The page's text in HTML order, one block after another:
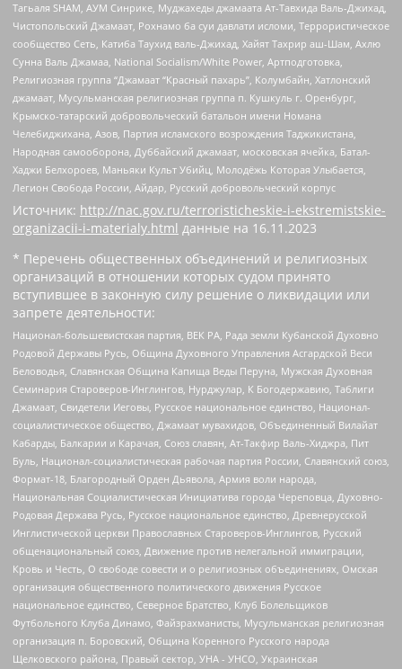
Тагьаля SHAM, АУМ Синрике, Муджахеды джамаата Ат-Тавхида Валь-Джихад,
Чистопольский Джамаат, Рохнамо ба суи давлати исломи, Террористическое
сообщество Сеть, Катиба Таухид валь-Джихад, Хайят Тахрир аш-Шам, Ахлю
Сунна Валь Джамаа, National Socialism/White Power, Артподготовка,
Религиозная группа “Джамаат “Красный пахарь”, Колумбайн, Хатлонский
джамаат, Мусульманская религиозная группа п. Кушкуль г. Оренбург,
Крымско-татарский добровольческий батальон имени Номана
Челебиджихана, Азов, Партия исламского возрождения Таджикистана,
Народная самооборона, Дуббайский джамаат, московская ячейка, Батал-
Хаджи Белхороев, Маньяки Культ Убийц, Молодёжь Которая Улыбается,
Легион Свобода России, Айдар, Русский добровольческий корпус
Источник: http://nac.gov.ru/terroristicheskie-i-ekstremistskie-
organizacii-i-materialy.html данные на 16.11.2023
* Перечень общественных объединений и религиозных
организаций в отношении которых судом принято
вступившее в законную силу решение о ликвидации или
запрете деятельности:
Национал-большевистская партия, ВЕК РА, Рада земли Кубанской Духовно
Родовой Державы Русь, Община Духовного Управления Асгардской Веси
Беловодья, Славянская Община Капища Веды Перуна, Мужская Духовная
Семинария Староверов-Инглингов, Нурджулар, К Богодержавию, Таблиги
Джамаат, Свидетели Иеговы, Русское национальное единство, Национал-
социалистическое общество, Джамаат мувахидов, Объединенный Вилайат
Кабарды, Балкарии и Карачая, Союз славян, Ат-Такфир Валь-Хиджра, Пит
Буль, Национал-социалистическая рабочая партия России, Славянский союз,
Формат-18, Благородный Орден Дьявола, Армия воли народа,
Национальная Социалистическая Инициатива города Череповца, Духовно-
Родовая Держава Русь, Русское национальное единство, Древнерусской
Инглистической церкви Православных Староверов-Инглингов, Русский
общенациональный союз, Движение против нелегальной иммиграции,
Кровь и Честь, О свободе совести и о религиозных объединениях, Омская
организация общественного политического движения Русское
национальное единство, Северное Братство, Клуб Болельщиков
Футбольного Клуба Динамо, Файзрахманисты, Мусульманская религиозная
организация п. Боровский, Община Коренного Русского народа
Щелковского района, Правый сектор, УНА - УНСО, Украинская